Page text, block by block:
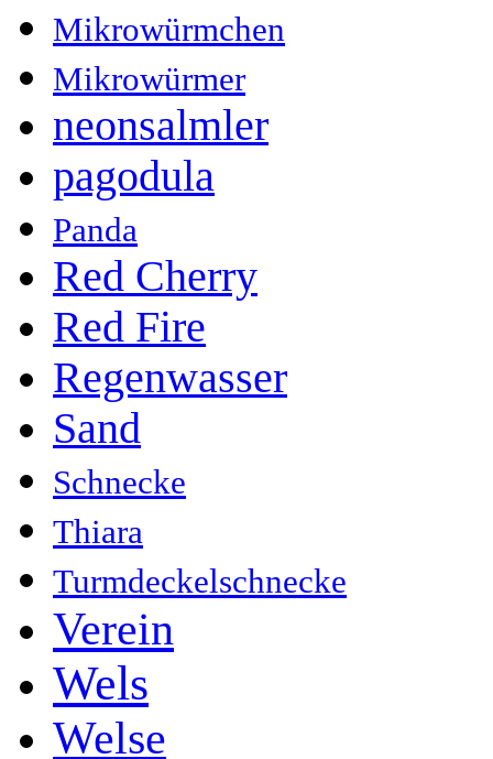
Mikrowürmchen
Mikrowürmer
neonsalmler
pagodula
Panda
Red Cherry
Red Fire
Regenwasser
Sand
Schnecke
Thiara
Turmdeckelschnecke
Verein
Wels
Welse